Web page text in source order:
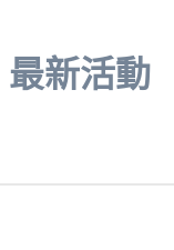
最新活動